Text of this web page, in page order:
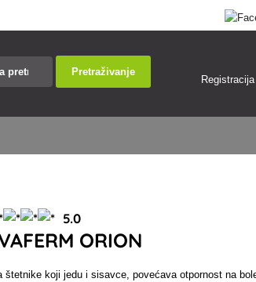
Pretraživanje
Registracija
5.0
ORION
štetnike koji jedu i sisavce, povećava otpornost na